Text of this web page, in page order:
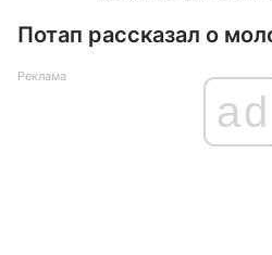
Потап рассказал о
Реклама
ad